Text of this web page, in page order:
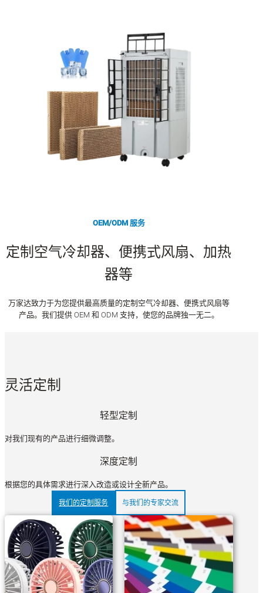
OEM/ODM 服务
定制空气冷却器、便携式风扇、加热
器等
万家达致力于为您提供最高质量的定制空气冷却器、便携式风扇等
产品。我们提供 OEM 和 ODM 支持，使您的品牌独一无二。
灵活定制
轻型定制
对我们现有的产品进行细微调整。
深度定制
根据您的具体需求进行深入改造或设计全新产品。
我们的定制服务 与我们的专家交流